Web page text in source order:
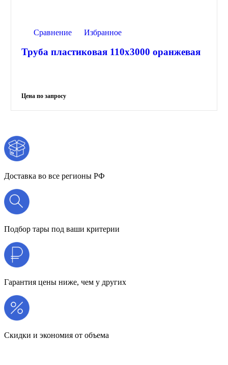
Сравнение Избранное
Труба пластиковая 110х3000 оранжевая
Доставка во все регионы РФ
Подбор тары под ваши критерии
Гарантия цены ниже, чем у других
Скидки и экономия от объема